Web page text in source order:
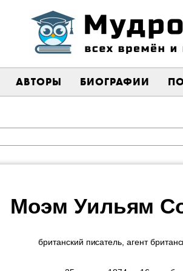
АВТОРЫ БИОГРАФИИ
Моэм Уильям
британский писатель, агент